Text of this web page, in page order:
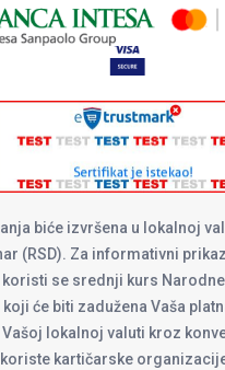
biće izvršena u lokalnoj
(RSD). Za informativni
se srednji kurs
koji će biti zadužena Vaša
Vašoj lokalnoj valuti kroz
kartičarske